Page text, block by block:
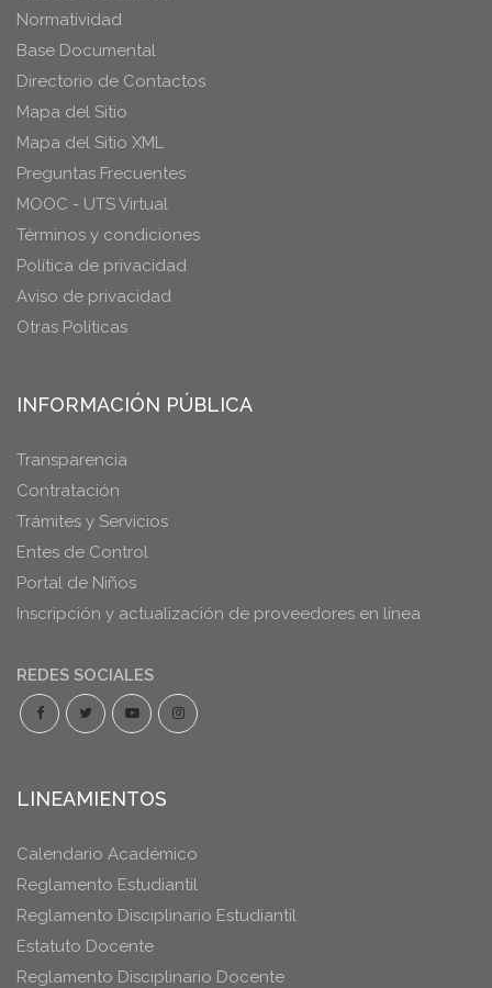
Normatividad
Base Documental
Directorio de Contactos
Mapa del Sitio
Mapa del Sitio XML
Preguntas Frecuentes
MOOC - UTS Virtual
Términos y condiciones
Política de privacidad
Aviso de privacidad
Otras Políticas
INFORMACIÓN PÚBLICA
Transparencia
Contratación
Trámites y Servicios
Entes de Control
Portal de Niños
Inscripción y actualización de proveedores en línea
REDES SOCIALES
LINEAMIENTOS
Calendario Académico
Reglamento Estudiantil
Reglamento Disciplinario Estudiantil
Estatuto Docente
Reglamento Disciplinario Docente